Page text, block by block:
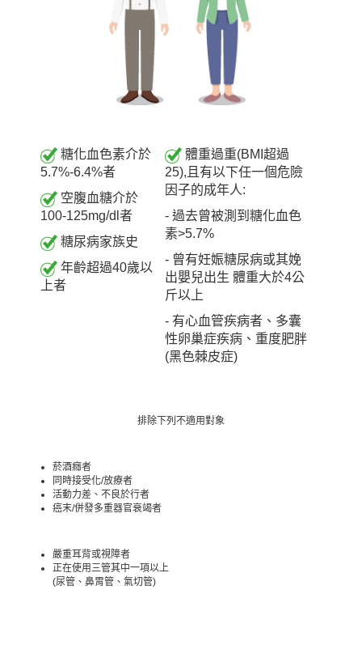
糖化血色素介於
5.7%-6.4%者
空腹血糖介於
100-125mg/dl者
糖尿病家族史
年齡超過40歲以
上者
體重過重(BMI超過
25),且有以下任一個危險
因子的成年人:
- 過去曾被測到糖化血色
素>5.7%
- 曾有妊娠糖尿病或其娩
出嬰兒出生 體重大於4公
斤以上
- 有心血管疾病者、多囊
性卵巢症疾病、重度肥胖
(黑色棘皮症)
排除下列不適用對象
菸酒癮者
同時接受化/放療者
活動力差、不良於行者
癌末/併發多重器官衰竭者
嚴重耳背或視障者
正在使用三管其中一項以上
(尿管、鼻胃管、氣切管)